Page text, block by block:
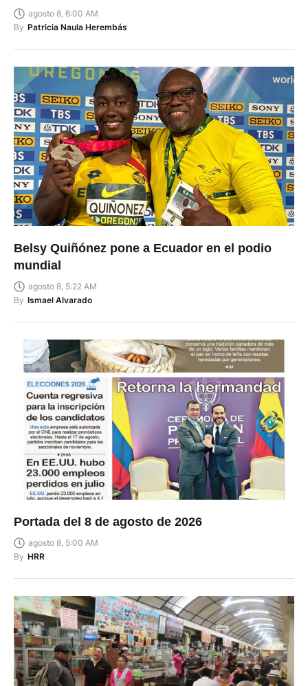
agosto 8, 6:00 AM
By Patricia Naula Herembás
Belsy Quiñónez pone a Ecuador en el podio
mundial
agosto 8, 5:22 AM
By Ismael Alvarado
Portada del 8 de agosto de 2026
agosto 8, 5:00 AM
By HRR